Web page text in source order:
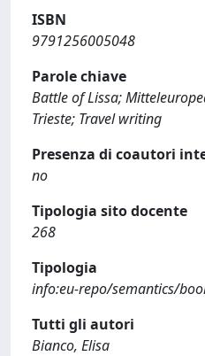
ISBN
9791256005048
Parole chiave
Battle of Lissa;
Trieste; Travel writing
Presenza di coautori
no
Tipologia sito docente
268
Tipologia
info:eu-repo/semantics/
Tutti gli autori
Bianco, Elisa